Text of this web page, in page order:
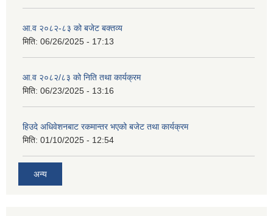
आ.व २०८२-८३ को बजेट बक्तव्य
मिति: 06/26/2025 - 17:13
आ.व २०८२/८३ को निति तथा कार्यक्रम
मिति: 06/23/2025 - 13:16
हिउदे अधिवेशनबाट रकमान्तर भएको बजेट तथा कार्यक्रम
मिति: 01/10/2025 - 12:54
अन्य